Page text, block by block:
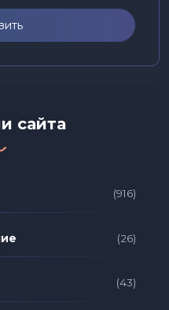
сайта
(916)
(26)
(43)